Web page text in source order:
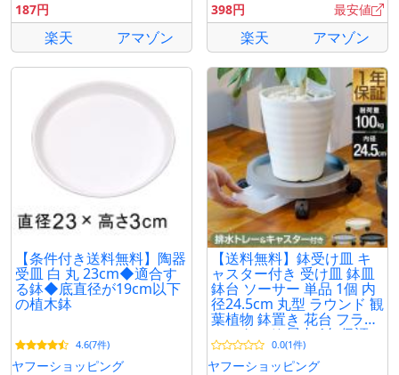
187円
楽天 アマゾン
398円
最安値
楽天 アマゾン
【条件付き送料無料】陶器
受皿 白 丸 23cm◆適合す
る鉢◆底直径が19cm以下
の植木鉢
4.6(7件)
ヤフーショッピング
【送料無料】鉢受け皿 キ
ャスター付き 受け皿 鉢皿
鉢台 ソーサー 単品 1個 内
径24.5cm 丸型 ラウンド 観
葉植物 鉢置き 花台 フラワ
ースタンド 屋内 1年保証
送料無料 0.0(1件)
ヤフーショッピング